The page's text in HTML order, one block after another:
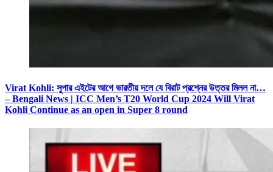
Virat Kohli: সুপার এইটের আগে ভারতীয় দলে যে বিরাট প্রশ্নের উত্তর মিলল না…
– Bengali News | ICC Men’s T20 World Cup 2024 Will Virat
Kohli Continue as an open in Super 8 round